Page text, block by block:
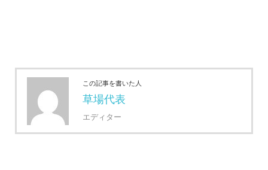
この記事を書いた人
草場代表
エディター